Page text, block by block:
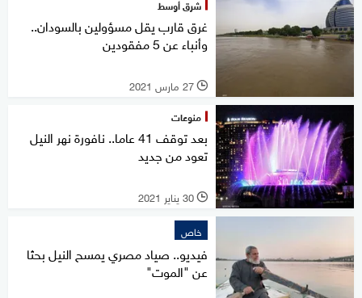
شرق أوسط
غرق قارب يقل مسؤولين بالسودان..
وأنباء عن 5 مفقودين
l 27 مارس 2021
منوعات
بعد توقف 41 عاما.. نافورة نهر النيل
تعود من جديد
l 30 يناير 2021
خاص
فيديو.. صياد مصري يمسح النيل بحثا
عن "الموت"